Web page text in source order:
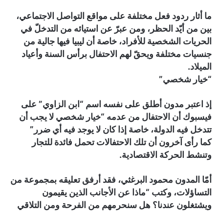
ما أثار ردود فعل مختلفة على مواقع التواصل الاجتماعي،
بين من أيّد الحظر، ومن عبرّ عن استيائه من التدخلّ في
الحريات الشخصية للأفراد، خاصة أن ليبيا فيها جالية من
جنسيات مختلفة ويحقّ لهم الاحتفال برأس السنة وأعياد
الميلاد.
“خيار شخصي”
إذ اعتبر مدون أطلق على نفسه اسم “ابن الزاوي” على
فيسبوك أن الاحتفال من عدمه “خيار شخصي لا يجب أن
تتدخل فيه الدولة، خاصة إذا كان لا يوجد فيه أي ضرر”
كما رأى آخرون أن تلك الاحتفالات تحمل فائدة للتجار
وتنشط الحركة الاقتصادية.
أمّا المدون محمود البرغثي، فقد أرفق تعليقه بمجموعة من
التساؤلات، وكتب “ماذا عن الأجانب الذين يقيمون
ويشتغلون عندنا؟ هل سنحرمهم من الفرحة ومن التلاقي